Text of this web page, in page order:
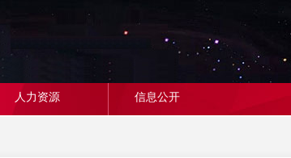
人力资源 信息公开